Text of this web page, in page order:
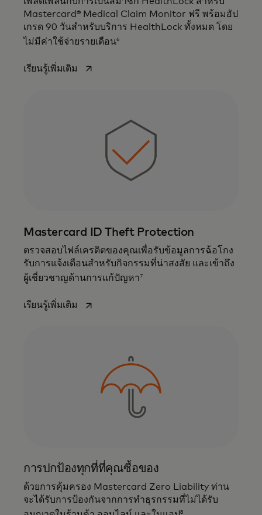
Mastercard® Medical Claim Monitor ฟรี พร้อมอัป
เกรด 90 วันสำหรับบริการ HealthLock ทั้งหมด โดย
ไม่มีค่าใช้จ่ายรายเดือน6
เรียนรู้เพิ่มเติม opens in a new tab
Mastercard ID Theft Protection
ตรวจสอบไฟล์เครดิตของคุณเพื่อรับข้อมูลการฉ้อโกง
รับการแจ้งเตือนสําหรับกิจกรรมที่น่าสงสัย และเข้าถึง
ผู้เชี่ยวชาญด้านการแก้ปัญหา7
เรียนรู้เพิ่มเติม opens in a new tab
การปกป้องทุกที่ที่คุณซื้อของ
ด้วยการคุ้มครอง Mastercard Zero Liability ท่าน
จะได้รับการป้องกันจากการทำธุรกรรมที่ไม่ได้รับ
8